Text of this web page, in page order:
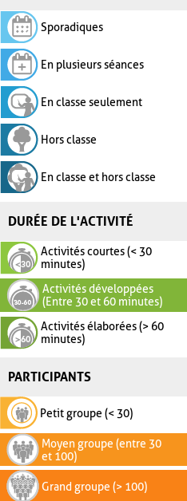
Sporadiques
En plusieurs séances
En classe seulement
Hors classe
En classe et hors classe
DURÉE DE L'ACTIVITÉ
Activités courtes (< 30
minutes)
Activités développées
(Entre 30 et 60 minutes)
Activités élaborées (> 60
minutes)
PARTICIPANTS
Petit groupe (< 30)
Moyen groupe (entre 30
et 100)
Grand groupe (> 100)